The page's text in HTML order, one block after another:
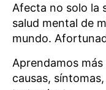
Afecta no solo la
salud mental de
mundo.
Aprendamos
causas,